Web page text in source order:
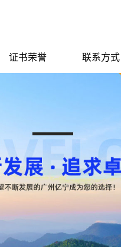
证书荣誉 联系方式